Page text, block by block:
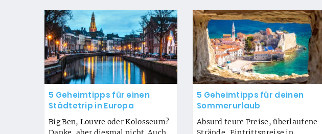
5 Geheimtipps für einen
Städtetrip in Europa
Big Ben, Louvre oder Kolosseum?
5 Geheimtipps für deinen
Sommerurlaub
Absurd teure Preise, überlaufene